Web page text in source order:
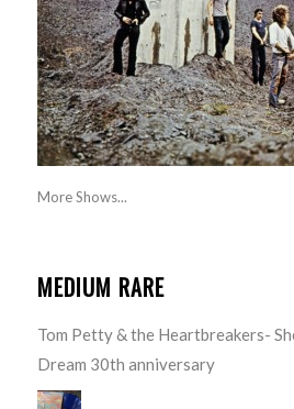
More Shows...
MEDIUM RARE
Tom Petty & the Heartbreakers-
Dream 30th anniversary